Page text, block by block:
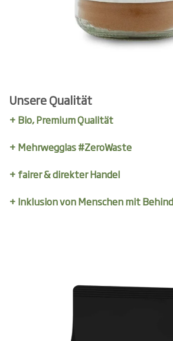
Unsere Qualität
+ Bio, Premium Qualität
+ Mehrwegglas #ZeroWaste
+ fairer & direkter Handel
+ Inklusion von Menschen mit